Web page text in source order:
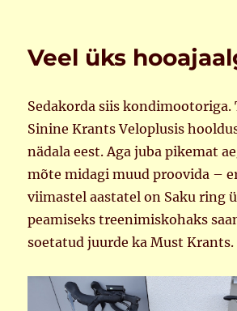
Veel üks
Sedakorda siis
Sinine Krants Veloplusis
nädala eest. Aga juba pikemat
mõte midagi muud proovida –
viimastel aastatel on Saku ring
peamiseks treenimiskohaks
soetatud juurde ka Must Krants.